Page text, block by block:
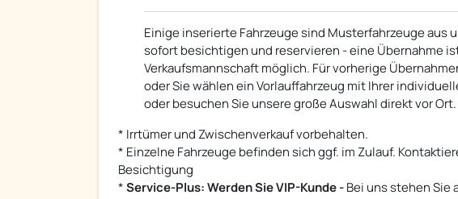
Einige inserierte Fahrzeuge sind Musterfahrzeuge aus
sofort besichtigen und reservieren - eine Übernahme
Verkaufsmannschaft möglich. Für vorherige
oder Sie wählen ein Vorlauffahrzeug mit Ihrer
oder besuchen Sie unsere große Auswahl direkt vor Ort.
* Irrtümer und Zwischenverkauf vorbehalten.
* Einzelne Fahrzeuge befinden sich ggf. im Zulauf.
Besichtigung
*Service-Plus: Werden Sie VIP-Kunde -Bei uns stehen Sie